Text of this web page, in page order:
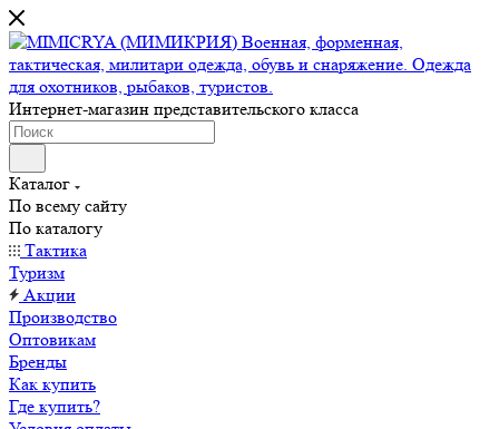
Интернет-магазин представительского класса
Каталог
По всему сайту
По каталогу
Тактика
Туризм
Акции
Производство
Оптовикам
Бренды
Как купить
Где купить?